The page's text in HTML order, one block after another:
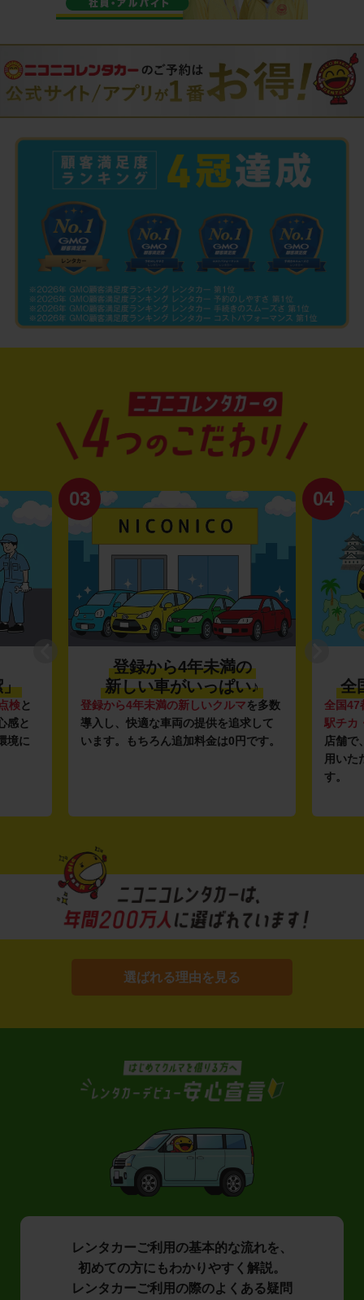
」
検と
感と
境に
03
登録から4年未満の
新しい車がいっぱい♪
登録から4年未満の新しいクルマを多数
導入し、快適な車両の提供を追求して
います。もちろん追加料金は0円です。
04
全
全国47
駅チカ
店舗で
用いた
す。
選ばれる理由を見る
レンタカーご利用の基本的な流れを、
初めての方にもわかりやすく解説。
レンタカーご利用の際のよくある疑問